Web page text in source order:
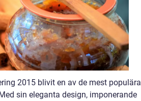
2015 blivit en av de mest populära
sin eleganta design, imponerande